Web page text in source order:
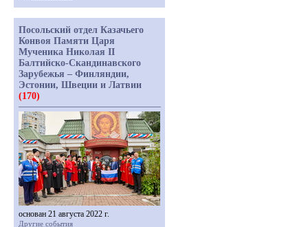
Посольский отдел Казачьего
Конвоя Памяти Царя
Мученика Николая II
Балтийско-Скандинавского
Зарубежья – Финляндии,
Эстонии, Швеции и Латвии
(170)
основан 21 августа 2022 г.
Другие события